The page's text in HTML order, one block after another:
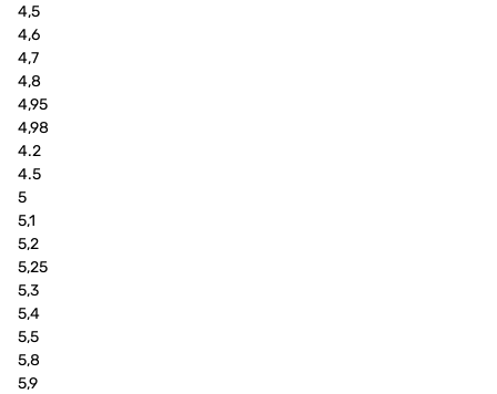
4,5
4,6
4,7
4,8
4,95
4,98
4.2
4.5
5
5,1
5,2
5,25
5,3
5,4
5,5
5,8
5,9